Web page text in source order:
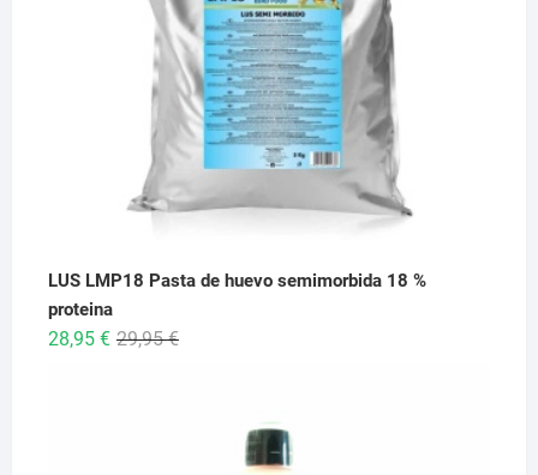
LUS LMP18 Pasta de huevo semimorbida 18 %
proteina
29,95€El
28,95 €
El